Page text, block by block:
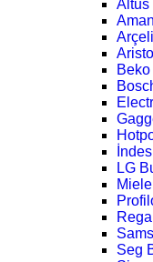
Altus
LG
Seg